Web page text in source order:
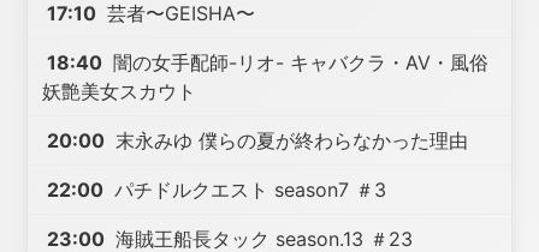
17:10 芸者〜GEISHA〜
18:40 闇の女手配師-リオ- キャバクラ・AV・風俗
妖艶美女スカウト
20:00 末永みゆ 僕らの夏が終わらなかった理由
22:00 パチドルクエスト season7 ＃3
23:00 海賊王船長タック season.13 ＃23